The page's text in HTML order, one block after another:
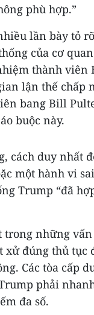
phù hợp.”
lần bày tỏ
của cơ
thành viên
lận thế chấp
bang Bill
buộc này.
cách duy nhất
một hành vi
Trump “đã
những
đúng thủ tục
Các tòa cấp
phải
đa số.